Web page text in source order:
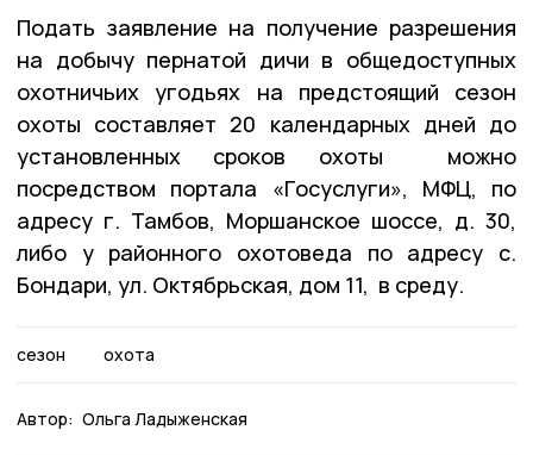
Подать заявление на получение разрешения
на добычу пернатой дичи в общедоступных
охотничьих угодьях на предстоящий сезон
охоты составляет 20 календарных дней до
установленных сроков охоты можно
посредством портала «Госуслуги», МФЦ, по
адресу г. Тамбов, Моршанское шоссе, д. 30,
либо у районного охотоведа по адресу с.
Бондари, ул. Октябрьская, дом 11, в среду.
сезон охота
Автор: Ольга Ладыженская